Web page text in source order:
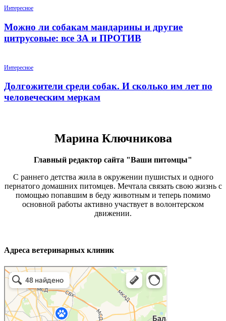
Интересное
Можно ли собакам мандарины и другие
цитрусовые: все ЗА и ПРОТИВ
Интересное
Долгожители среди собак. И сколько им лет по
человеческим меркам
Марина Ключникова
Главный редактор сайта "Ваши питомцы"
С раннего детства жила в окружении пушистых и одного
пернатого домашних питомцев. Мечтала связать свою жизнь с
помощью попавшим в беду животным и теперь помимо
основной работы активно участвует в волонтерском
движении.
Адреса ветеринарных клиник